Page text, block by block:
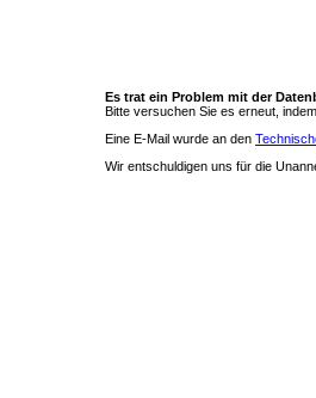
Es trat ein Problem mit der
Bitte versuchen Sie es erneut,
Eine E-Mail wurde an den
Wir entschuldigen uns für die